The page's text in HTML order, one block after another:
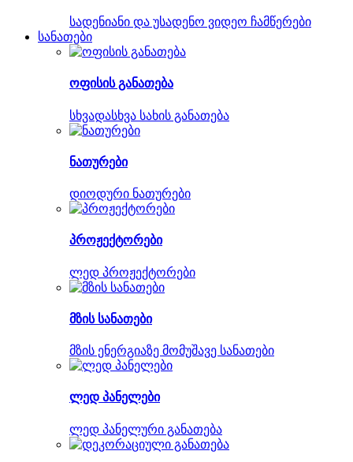
სადენიანი და უსადენო ვიდეო ჩამწერები
სანათები
ოფისის განათება
სხვადასხვა სახის განათება
ნათურები
დიოდური ნათურები
პროჟექტორები
ლედ პროჟექტორები
მზის სანათები
მზის ენერგიაზე მომუშავე სანათები
ლედ პანელები
ლედ პანელური განათება